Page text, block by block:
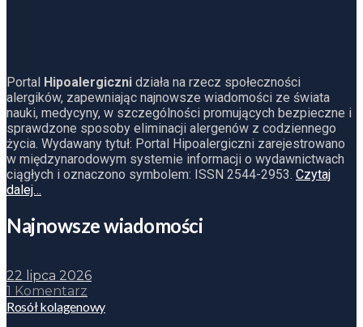
Portal Hipoalergiczni działa na rzecz społeczności
alergików, zapewniając najnowsze wiadomości ze świata
nauki, medycyny, w szczególności promujących bezpieczne i
sprawdzone sposoby eliminacji alergenów z codziennego
życia. Wydawany tytuł: Portal Hipoalergiczni zarejestrowano
w międzynarodowym systemie informacji o wydawnictwach
ciągłych i oznaczono symbolem: ISSN 2544-2953. Czytaj
dalej…
Najnowsze wiadomości
22 lipca 2026
1 Komentarz
Rosół kolagenowy